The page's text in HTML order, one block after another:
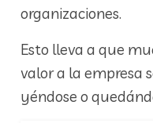
organizaciones.
Esto lleva a que
valor a la empresa
yéndose o